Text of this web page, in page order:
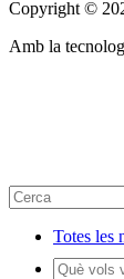
Copyright ©
Amb la
Totes les